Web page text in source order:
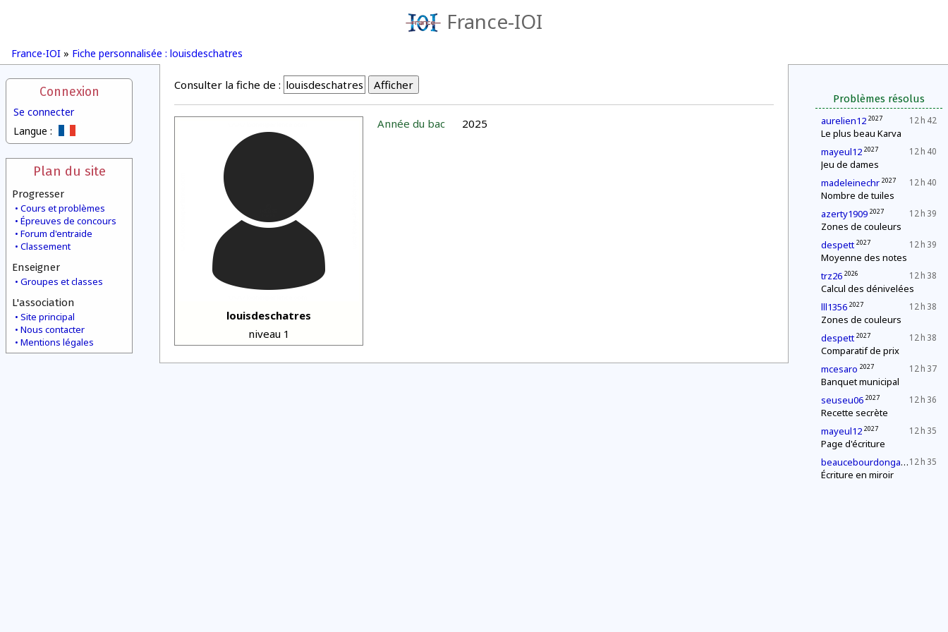
France-IOI
France-IOI » Fiche personnalisée : louisdeschatres
Connexion
Se connecter
Langue :
Plan du site
Progresser
Cours et problèmes
Épreuves de concours
Forum d'entraide
Classement
Enseigner
Groupes et classes
L'association
Site principal
Nous contacter
Mentions légales
Problèmes résolus
12 h 42
aurelien12 2027
Le plus beau Karva
12 h 40
mayeul12 2027
Jeu de dames
12 h 40
madeleinechr 2027
Nombre de tuiles
12 h 39
azerty1909 2027
Zones de couleurs
12 h 39
despett 2027
Moyenne des notes
12 h 38
trz26 2026
Calcul des dénivelées
12 h 38
lll1356 2027
Zones de couleurs
12 h 38
despett 2027
Comparatif de prix
12 h 37
mcesaro 2027
Banquet municipal
12 h 36
seuseu06 2027
Recette secrète
12 h 35
mayeul12 2027
Page d'écriture
12 h 35
beaucebourdongabriel 2027
Écriture en miroir
Consulter la fiche de :
louisdeschatres
niveau 1
Année du bac 2025